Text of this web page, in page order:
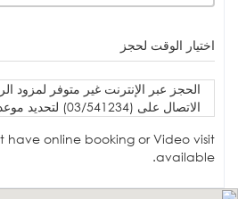
اختيار الوقت لحجز
الحجز عبر الإنترنت غير متوفر لمزود
الاتصال على (03/541234) لتحديد موعد!
have online booking or Video visit
available.